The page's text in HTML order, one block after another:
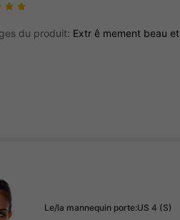
du produit: Extr ê mement beau et
Le/la mannequin porte:US 4 (S)